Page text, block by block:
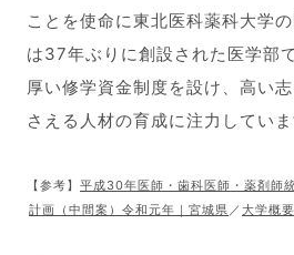
ことを使命に東北医科薬科大学
は37年ぶりに創設された医学部
厚い修学資金制度を設け、高い
さえる人材の育成に注力していま
【参考】 平成30年医師・歯科医師・薬剤師
計画（中間案）令和元年｜宮城県 ／ 大学概